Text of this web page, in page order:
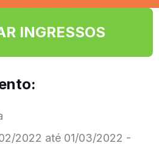
INGRESSOS
2022 até 01/03/2022 -